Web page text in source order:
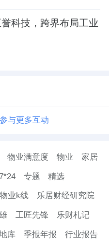
科技，跨界布局工业
与更多互动
物业满意度 物业 家居
7*24 专题 精选
物业k线 乐居财经研究院
工匠先锋 乐财札记
库 季报年报 行业报告